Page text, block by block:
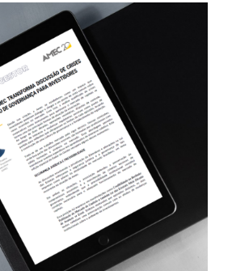
PARTICIPA DE SEMINÁRIO SOBRE
NACIONAL DO ANALISTA DE